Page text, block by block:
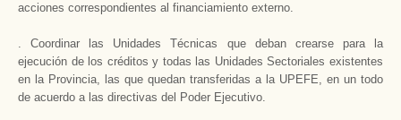
acciones correspondientes al financiamiento externo.
. Coordinar las Unidades Técnicas que deban crearse para la
ejecución de los créditos y todas las Unidades Sectoriales existentes
en la Provincia, las que quedan transferidas a la UPEFE, en un todo
de acuerdo a las directivas del Poder Ejecutivo.